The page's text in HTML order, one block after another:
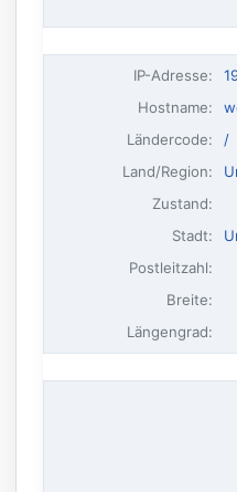
IP-Adresse:
Hostname:
Ländercode:
/
Land/Region:
Zustand:
Stadt:
Postleitzahl:
Breite:
Längengrad: